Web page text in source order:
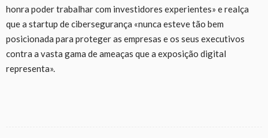
honra poder trabalhar com investidores experientes» e realça
que a startup de cibersegurança «nunca esteve tão bem
posicionada para proteger as empresas e os seus executivos
contra a vasta gama de ameaças que a exposição digital
representa».